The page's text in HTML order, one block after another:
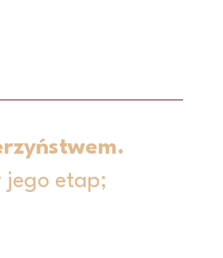
jego etap;